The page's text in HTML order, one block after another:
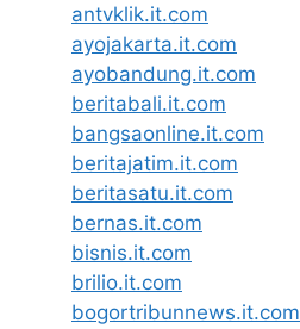
antvklik.it.com
ayojakarta.it.com
ayobandung.it.com
beritabali.it.com
bangsaonline.it.com
beritajatim.it.com
beritasatu.it.com
bernas.it.com
bisnis.it.com
brilio.it.com
bogortribunnews.it.com